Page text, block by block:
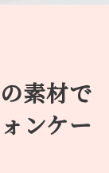
素材で
ンケー